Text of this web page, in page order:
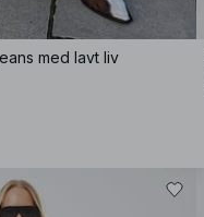
med lavt liv